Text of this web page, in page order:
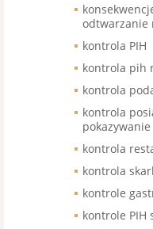
odtwarzanie
kontrola PIH
kontrola pih
kontrola
kontrola
kontrola
kontrola
kontrole
kontrole PIH